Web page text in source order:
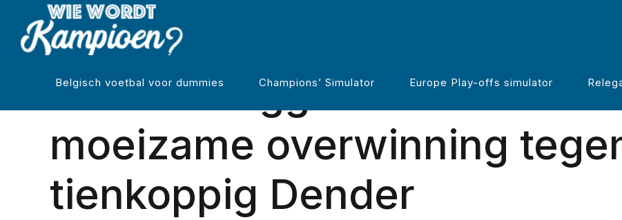
Belgisch voetbal voor dummies Champions’ Simulator Europe Play-offs simulator
REGULIERE COMPETITIE
Cercle Brugge boekt
moeizame overwinning
tienkoppig Dender